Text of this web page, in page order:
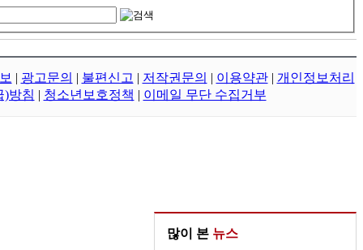
많이 본 뉴스
| 광고문의 | 불편신고 | 저작권문의 | 이용약관| 개인정보처리
)방침 | 청소년보호정책 | 이메일 무단 수집거부